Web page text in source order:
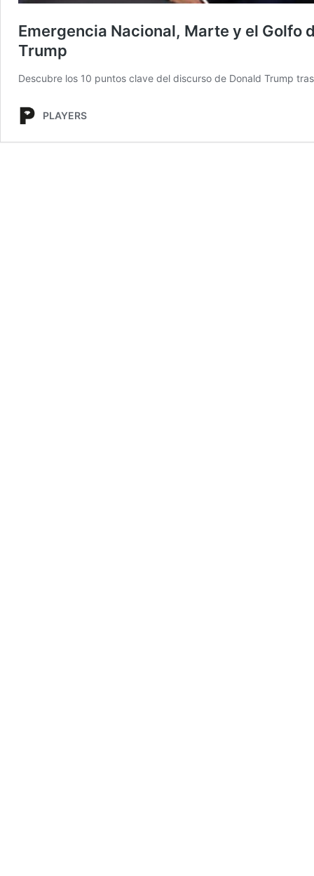
Emergencia Nacional, Marte y el Golfo
Trump
Descubre los 10 puntos clave del discurso de Donald Trump
PLAYERS